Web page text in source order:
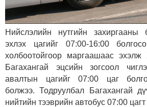
Нийслэлийн нутгийн захиргааны
эхлэх цагийг 07:00-16:00
холбоотойгоор маргаашаас
Багахангай эцсийн зогсоол
авалтын цагийг 07:00 цаг
болжээ. Тодруулбал Багахангай
нийтийн тээврийн автобус 07:00